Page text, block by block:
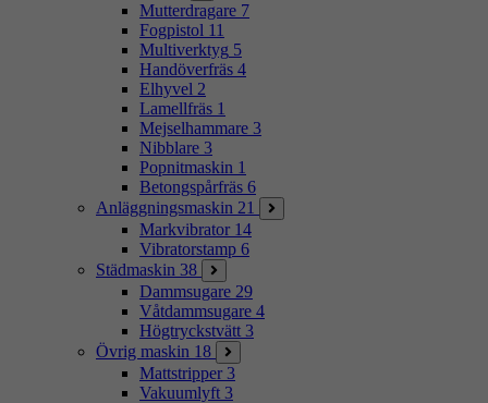
Mutterdragare 7
Fogpistol 11
Multiverktyg 5
Handöverfräs 4
Elhyvel 2
Lamellfräs 1
Mejselhammare 3
Nibblare 3
Popnitmaskin 1
Betongspårfräs 6
Anläggningsmaskin 21
Markvibrator 14
Vibratorstamp 6
Städmaskin 38
Dammsugare 29
Våtdammsugare 4
Högtryckstvätt 3
Övrig maskin 18
Mattstripper 3
Vakuumlyft 3